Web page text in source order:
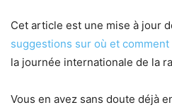
Cet article est une mise à jour
suggestions sur où et
la journée internationale de la
Vous en avez sans doute déjà